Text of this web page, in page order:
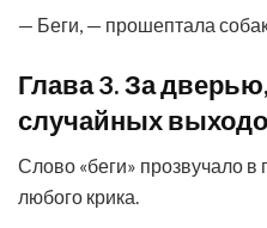
— Беги, — прошептала
Глава 3. За
случайных
Слово «беги» прозвучало
любого крика.